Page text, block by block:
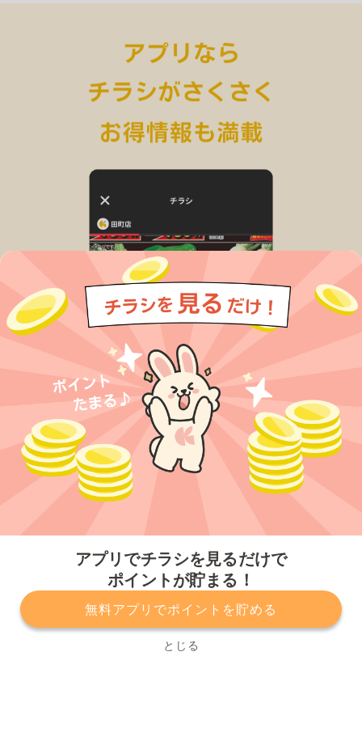
アプリでチラシを見るだけで
ポイントが貯まる！
無料アプリでポイントを貯める
とじる
プライバシーポリシー 利用規約
運営会社
サービスに関してのお問い合わせ